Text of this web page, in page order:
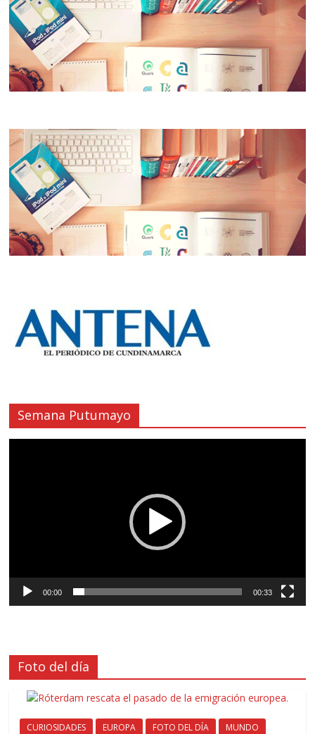
Semana Putumayo
00:00 00:33
Foto del día
CURIOSIDADES EUROPA FOTO DEL DÍA
MUNDO